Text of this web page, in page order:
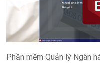
Phần mềm Quản lý Ngân